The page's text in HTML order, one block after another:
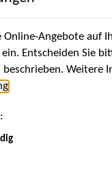
Künstler*innen
Angebote auf
Entscheiden Sie
Weitere